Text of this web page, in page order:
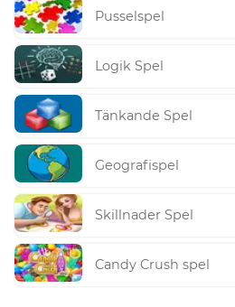
Pusselspel
Logik Spel
Tänkande Spel
Geografispel
Skillnader Spel
Candy Crush spel